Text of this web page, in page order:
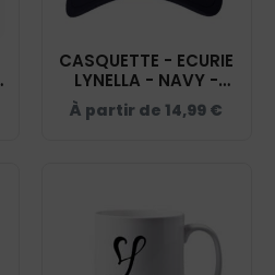
CASQUETTE - ECURIE
LYNELLA - NAVY -
BF015
À partir de 14,99 €